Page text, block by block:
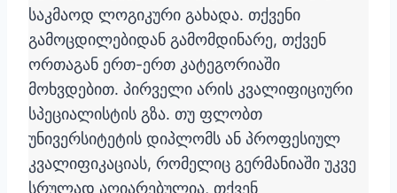
საკმაოდ ლოგიკური გახადა. თქვენი
გამოცდილებიდან გამომდინარე, თქვენ
ორთაგან ერთ-ერთ კატეგორიაში
მოხვდებით. პირველი არის კვალიფიციური
სპეციალისტის გზა. თუ ფლობთ
უნივერსიტეტის დიპლომს ან პროფესიულ
კვალიფიკაციას, რომელიც გერმანიაში უკვე
სრულად აღიარებულია, თქვენ